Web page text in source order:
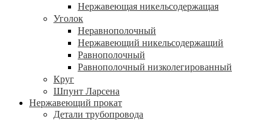
Нержавеющая никельсодержащая
Уголок
Неравнополочный
Нержавеющий никельсодержащий
Равнополочный
Равнополочный низколегированный
Круг
Шпунт Ларсена
Нержавеющий прокат
Детали трубопровода